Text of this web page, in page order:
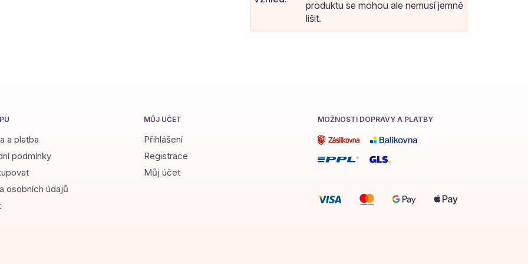
produktu se mohou ale nemusí jemně
lišit.
a platba
podmínky
osobních údajů
MŮJ ÚČET
Přihlášení
Registrace
Můj účet
MOŽNOSTI DOPRAVY A PLATBY